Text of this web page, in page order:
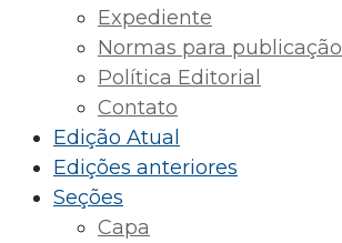
Expediente
Normas para publicação
Política Editorial
Contato
Edição Atual
Edições anteriores
Seções
Capa